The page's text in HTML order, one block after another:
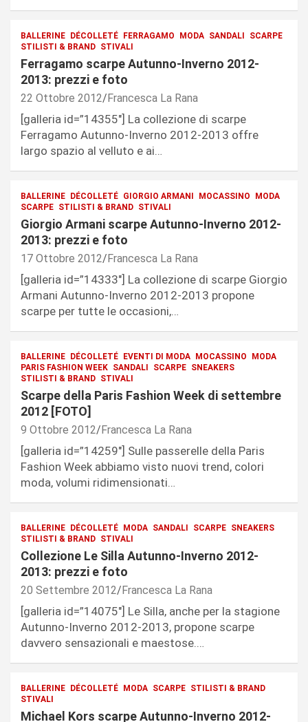
BALLERINE DÉCOLLETÉ FERRAGAMO MODA SANDALI
SCARPE
STILISTI & BRAND STIVALI
Ferragamo scarpe Autunno-Inverno 2012-
2013: prezzi e foto
22 Ottobre 2012 Francesca La Rana
[galleria id=”14355″] La collezione di scarpe
Ferragamo Autunno-Inverno 2012-2013 offre
largo spazio al velluto e ai…
BALLERINE DÉCOLLETÉ GIORGIO ARMANI MOCASSINO
MODA
SCARPE STILISTI & BRAND STIVALI
Giorgio Armani scarpe Autunno-Inverno 2012-
2013: prezzi e foto
17 Ottobre 2012 Francesca La Rana
[galleria id=”14333″] La collezione di scarpe Giorgio
Armani Autunno-Inverno 2012-2013 propone
scarpe per tutte le occasioni,…
BALLERINE DÉCOLLETÉ EVENTI DI MODA MOCASSINO
MODA
PARIS FASHION WEEK SANDALI SCARPE SNEAKERS
STILISTI & BRAND STIVALI
Scarpe della Paris Fashion Week di settembre
2012 [FOTO]
9 Ottobre 2012 Francesca La Rana
[galleria id=”14259″] Sulle passerelle della Paris
Fashion Week abbiamo visto nuovi trend, colori
moda, volumi ridimensionati…
BALLERINE DÉCOLLETÉ MODA SANDALI SCARPE SNEAKERS
STILISTI & BRAND STIVALI
Collezione Le Silla Autunno-Inverno 2012-
2013: prezzi e foto
20 Settembre 2012 Francesca La Rana
[galleria id=”14075″] Le Silla, anche per la stagione
Autunno-Inverno 2012-2013, propone scarpe
davvero sensazionali e maestose.…
BALLERINE DÉCOLLETÉ MODA SCARPE STILISTI & BRAND
STIVALI
Michael Kors scarpe Autunno-Inverno 2012-